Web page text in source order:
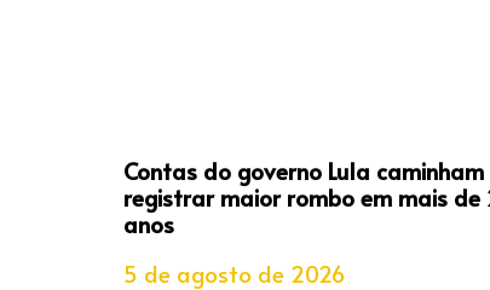
Contas do governo Lula
registrar maior rombo em mais de
anos
5 de agosto de 2026